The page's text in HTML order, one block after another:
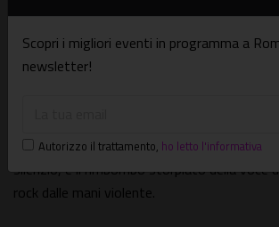
fatta più volte. Chi sono, dove sono,
attraverso di me.
La scena: una madre sulla soglia. La torba
Echi di voci, energia vitale, di Anna e i suoi
silenzio, e il rimbombo storpiato della voce
rock dalle mani violente.
Scopri i migliori eventi in programma a
newsletter!
Autorizzo il trattamento, ho letto l'informativa